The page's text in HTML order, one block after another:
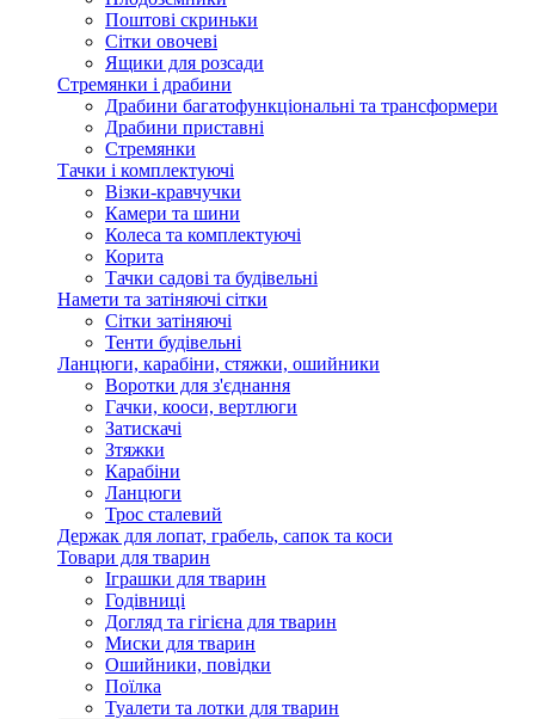
Поштові скриньки
Сітки овочеві
Ящики для розсади
Стремянки і драбини
Драбини багатофункціональні та трансформери
Драбини приставні
Стремянки
Тачки і комплектуючі
Візки-кравчучки
Камери та шини
Колеса та комплектуючі
Корита
Тачки садові та будівельні
Намети та затіняючі сітки
Сітки затіняючі
Тенти будівельні
Ланцюги, карабіни, стяжки, ошийники
Воротки для з'єднання
Гачки, кооси, вертлюги
Затискачі
Зтяжки
Карабіни
Ланцюги
Трос сталевий
Держак для лопат, грабель, сапок та коси
Товари для тварин
Іграшки для тварин
Годівниці
Догляд та гігієна для тварин
Миски для тварин
Ошийники, повідки
Поїлка
Туалети та лотки для тварин